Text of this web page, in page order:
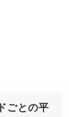
ごとの平